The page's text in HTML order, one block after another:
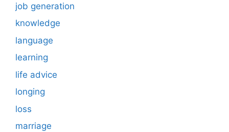
job generation
knowledge
language
learning
life advice
longing
loss
marriage